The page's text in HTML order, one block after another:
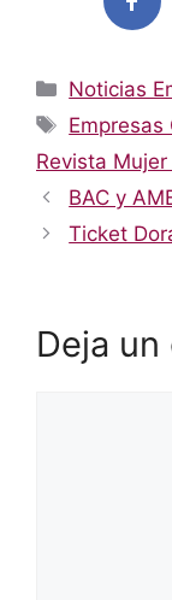
Categorías
Noticias
Etiquetas
Empresas
Revista
BAC y
Ticket
Deja